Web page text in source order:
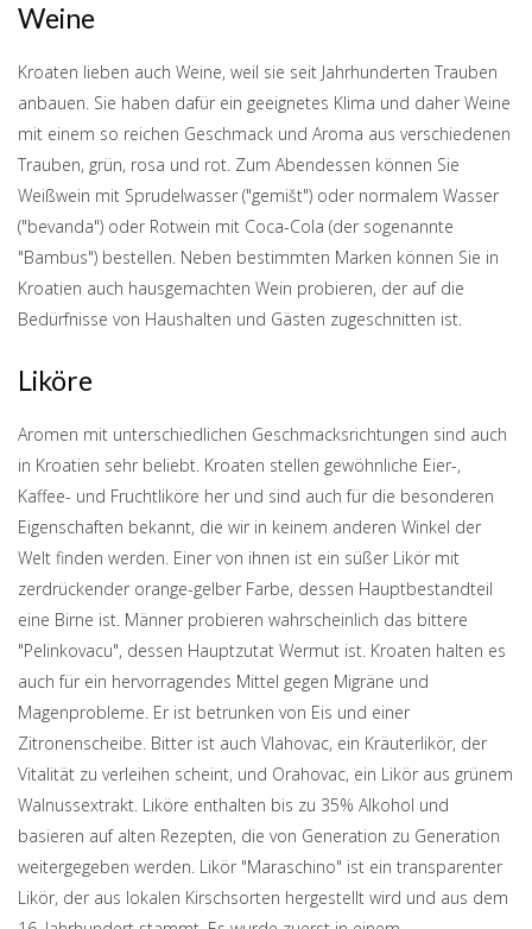
Weine
Kroaten lieben auch Weine, weil sie seit Jahrhunderten Trauben
anbauen. Sie haben dafür ein geeignetes Klima und daher Weine
mit einem so reichen Geschmack und Aroma aus verschiedenen
Trauben, grün, rosa und rot. Zum Abendessen können Sie
Weißwein mit Sprudelwasser ("gemišt") oder normalem Wasser
("bevanda") oder Rotwein mit Coca-Cola (der sogenannte
"Bambus") bestellen. Neben bestimmten Marken können Sie in
Kroatien auch hausgemachten Wein probieren, der auf die
Bedürfnisse von Haushalten und Gästen zugeschnitten ist.
Liköre
Aromen mit unterschiedlichen Geschmacksrichtungen sind auch
in Kroatien sehr beliebt. Kroaten stellen gewöhnliche Eier-,
Kaffee- und Fruchtliköre her und sind auch für die besonderen
Eigenschaften bekannt, die wir in keinem anderen Winkel der
Welt finden werden. Einer von ihnen ist ein süßer Likör mit
zerdrückender orange-gelber Farbe, dessen Hauptbestandteil
eine Birne ist. Männer probieren wahrscheinlich das bittere
"Pelinkovacu", dessen Hauptzutat Wermut ist. Kroaten halten es
auch für ein hervorragendes Mittel gegen Migräne und
Magenprobleme. Er ist betrunken von Eis und einer
Zitronenscheibe. Bitter ist auch Vlahovac, ein Kräuterlikör, der
Vitalität zu verleihen scheint, und Orahovac, ein Likör aus grünem
Walnussextrakt. Liköre enthalten bis zu 35% Alkohol und
basieren auf alten Rezepten, die von Generation zu Generation
weitergegeben werden. Likör "Maraschino" ist ein transparenter
Likör, der aus lokalen Kirschsorten hergestellt wird und aus dem